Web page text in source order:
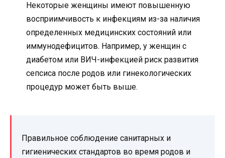
Некоторые женщины имеют повышенную
восприимчивость к инфекциям из-за наличия
определенных медицинских состояний или
иммунодефицитов. Например, у женщин с
диабетом или ВИЧ-инфекцией риск развития
сепсиса после родов или гинекологических
процедур может быть выше.
Правильное соблюдение санитарных и
гигиенических стандартов во время родов и